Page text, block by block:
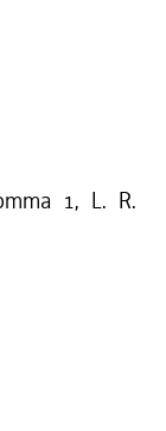
1, L. R.